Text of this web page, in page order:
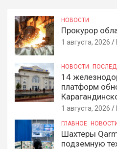
НОВОСТИ
Прокурор
1 августа, 2026
НОВОСТИ
14
платформ
1 августа, 2026
ГЛАВНОЕ
Шахтеры
подземную